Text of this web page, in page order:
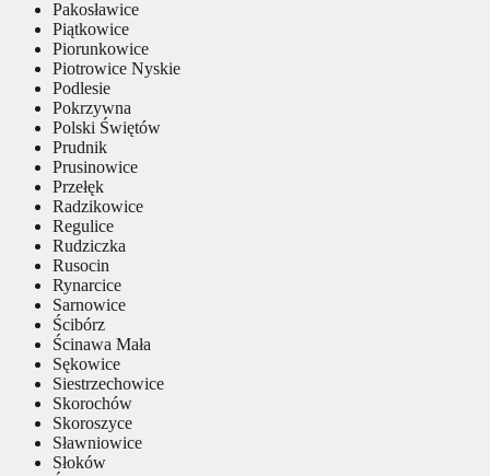
Pakosławice
Piątkowice
Piorunkowice
Piotrowice Nyskie
Podlesie
Pokrzywna
Polski Świętów
Prudnik
Prusinowice
Przełęk
Radzikowice
Regulice
Rudziczka
Rusocin
Rynarcice
Sarnowice
Ścibórz
Ścinawa Mała
Sękowice
Siestrzechowice
Skorochów
Skoroszyce
Sławniowice
Słoków